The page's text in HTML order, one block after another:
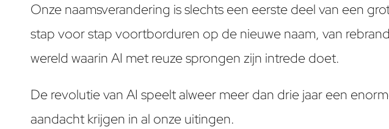
Onze naamsverandering is slechts een eerste deel van een
stap voor stap voortborduren op de nieuwe naam, van
wereld waarin AI met reuze sprongen zijn intrede doet.
De revolutie van AI speelt alweer meer dan drie jaar een
aandacht krijgen in al onze uitingen.